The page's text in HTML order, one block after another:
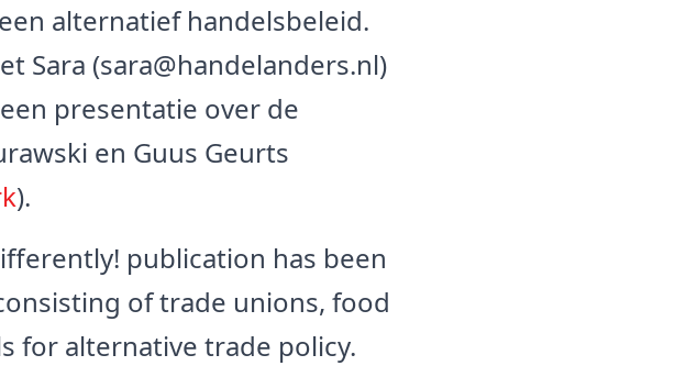
alternatief handelsbeleid.
Sara (sara@handelanders.nl)
presentatie over de
en Guus Geurts
).
publication has been
of trade unions, food
for alternative trade policy.